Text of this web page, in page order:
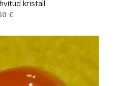
kristall
€